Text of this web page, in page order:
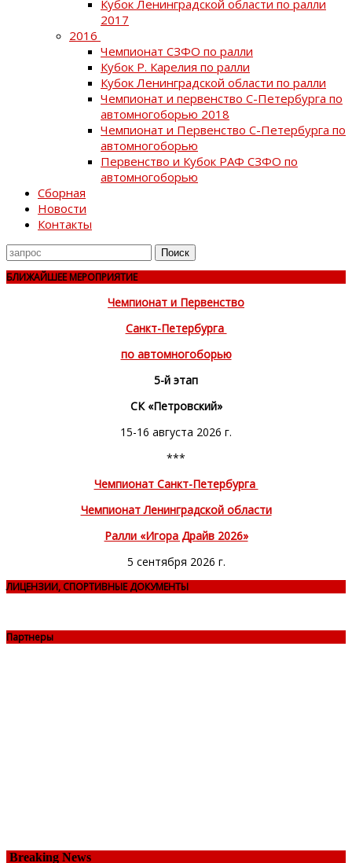
Кубок Ленинградской области по ралли
2017
2016
Чемпионат СЗФО по ралли
Кубок Р. Карелия по ралли
Кубок Ленинградской области по ралли
Чемпионат и первенство С-Петербурга по
автомногоборью 2018
Чемпионат и Первенство С-Петербурга по
автомногоборью
Первенство и Кубок РАФ СЗФО по
автомногоборью
Сборная
Новости
Контакты
Поиск
для
БЛИЖАЙШЕЕ МЕРОПРИЯТИЕ
Чемпионат и Первенство
Санкт-Петербурга
по автомногоборью
5-й этап
СК «Петровский»
15-16 августа 2026 г.
***
Чемпионат Санкт-Петербурга
Чемпионат Ленинградской области
Ралли «Игора Драйв 2026»
5 сентября 2026 г.
ЛИЦЕНЗИИ, СПОРТИВНЫЕ ДОКУМЕНТЫ
Партнеры
Breaking News